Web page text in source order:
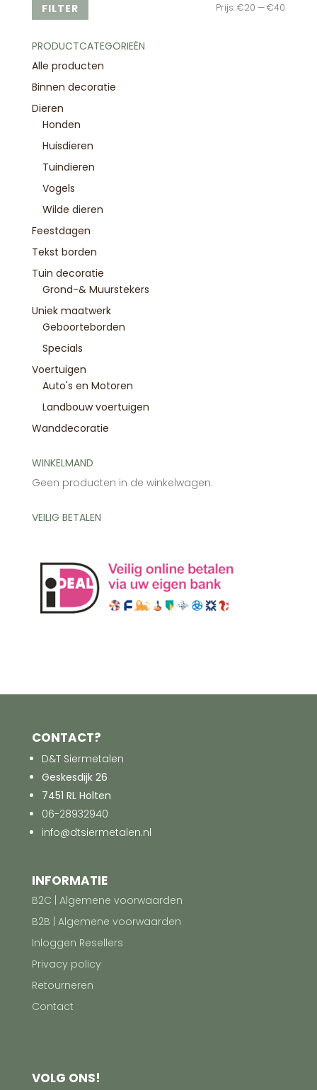
FILTER Prijs:€20 —€40
PRODUCTCATEGORIEËN
Alle producten
Binnen decoratie
Dieren
Honden
Huisdieren
Tuindieren
Vogels
Wilde dieren
Feestdagen
Tekst borden
Tuin decoratie
Grond-& Muurstekers
Uniek maatwerk
Geboorteborden
Specials
Voertuigen
Auto's en Motoren
Landbouw voertuigen
Wanddecoratie
WINKELMAND
Geen producten in de winkelwagen.
VEILIG BETALEN
CONTACT?
D&T Siermetalen
Geskesdijk 26
7451 RL Holten
06-28932940
info@dtsiermetalen.nl
INFORMATIE
B2C | Algemene voorwaarden
B2B | Algemene voorwaarden
Inloggen Resellers
Privacy policy
Retourneren
Contact
VOLG ONS!